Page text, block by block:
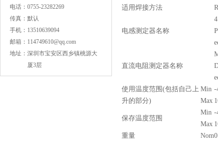
电话： 0755-23282269
传真： 默认
手机： 13510639094
邮箱： 114749610@qq.com
地址： 深圳市宝安区西乡镇桃源大
厦3层
适用焊接方法
电感测定器名称
直流电阻测定器名称
使用温度范围(包括自己上
升的部分)
Min -
Max
保存温度范围
Min -
Max
重量
Nom